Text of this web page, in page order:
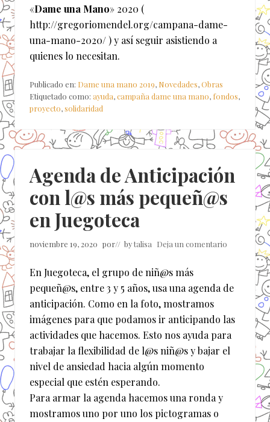
«Dame una Mano» 2020 (
http://gregoriomendel.org/campana-dame-
una-mano-2020/ ) y así seguir asistiendo a
quienes lo necesitan.
Publicado en: Dame una mano 2019, Novedades,Obras
Etiquetado como: ayuda,campaña dame una mano, fondos,
proyecto,solidaridad
Agenda de Anticipación
con l@s más pequeñ@s
en Juegoteca
noviembre 19, 2020 por// bytalisa Deja un comentario
En Juegoteca, el grupo de niñ@s más
pequeñ@s, entre 3 y 5 años, usa una agenda de
anticipación. Como en la foto, mostramos
imágenes para que podamos ir anticipando las
actividades que hacemos. Esto nos ayuda para
trabajar la flexibilidad de l@s niñ@s y bajar el
nivel de ansiedad hacia algún momento
especial que estén esperando.
Para armar la agenda hacemos una ronda y
mostramos uno por uno los pictogramas o